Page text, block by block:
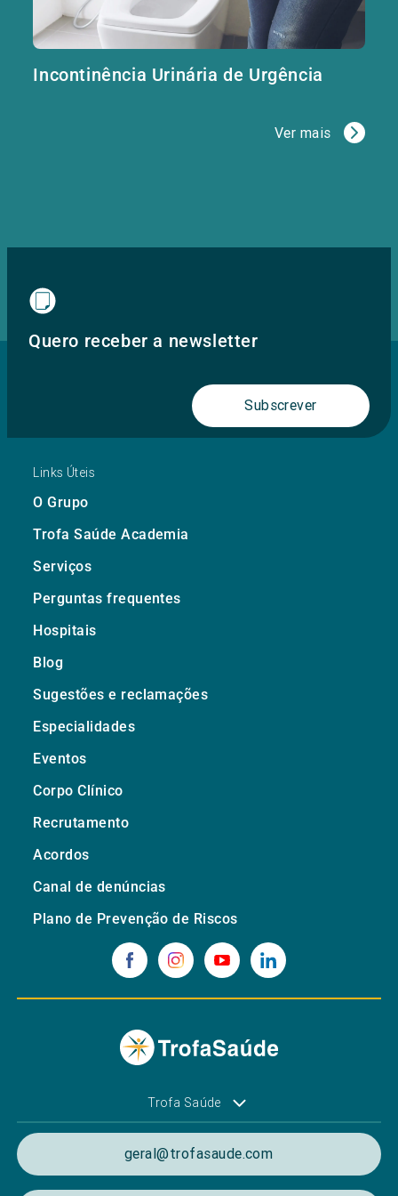
Incontinência Urinária de Urgência
Ver mais
Quero receber a newsletter
Subscrever
Links Úteis
O Grupo
Trofa Saúde Academia
Serviços
Perguntas frequentes
Hospitais
Blog
Sugestões e reclamações
Especialidades
Eventos
Corpo Clínico
Recrutamento
Acordos
Canal de denúncias
Plano de Prevenção de Riscos
Trofa Saúde
geral@trofasaude.com